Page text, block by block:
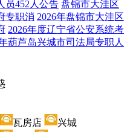
员452人公告 盘锦市大洼区
专职消 2026年盘锦市大洼区
2026年度辽宁省公安系统考
葫芦岛兴城市司法局专职人
瓦房店
兴城